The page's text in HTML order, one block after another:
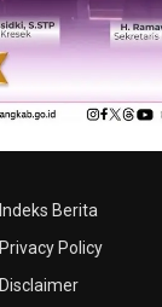
Indeks Berita
Privacy Policy
Disclaimer